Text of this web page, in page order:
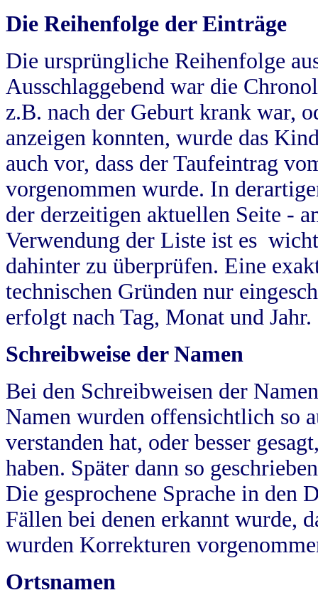
Die Reihenfolge der Einträge
Die ursprüngliche Reihenfolge
Ausschlaggebend war die
z.B. nach der Geburt krank war,
anzeigen konnten, wurde das
auch vor, dass der Taufeintrag
vorgenommen wurde. In
der derzeitigen aktuellen Seite -
Verwendung der Liste ist es
dahinter zu überprüfen. Eine
technischen Gründen nur
erfolgt nach Tag, Monat und Jahr.
Schreibweise der Namen
Bei den Schreibweisen der
Namen wurden offensichtlich so
verstanden hat, oder besser
haben. Später dann so
Die gesprochene Sprache in
Fällen bei denen erkannt wurde,
wurden Korrekturen
Ortsnamen